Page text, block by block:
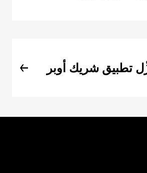
تطبيق شريك أوبر